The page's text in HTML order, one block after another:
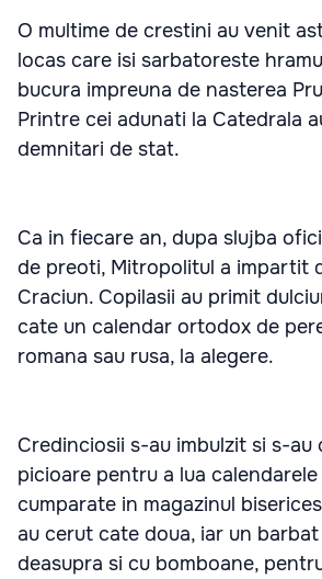
O multime de crestini au venit
locas care isi sarbatoreste
bucura impreuna de nasterea
Printre cei adunati la Catedrala
demnitari de stat.
Ca in fiecare an, dupa slujba
de preoti, Mitropolitul a impartit
Craciun. Copilasii au primit
cate un calendar ortodox de
romana sau rusa, la alegere.
Credinciosii s-au imbulzit si s-au
picioare pentru a lua
cumparate in magazinul
au cerut cate doua, iar un
deasupra si cu bomboane,